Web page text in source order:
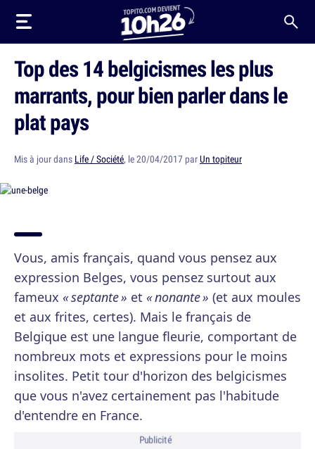
Top des 14 belgicismes les plus
marrants, pour bien parler dans le
plat pays
Mis à jour dans Life / Société, le 20/04/2017 parUn topiteur
Vous, amis français, quand vous pensez aux
expression Belges, vous pensez surtout aux
fameux « septante » et « nonante » (et aux moules
et aux frites, certes). Mais le français de
Belgique est une langue fleurie, comportant de
nombreux mots et expressions pour le moins
insolites. Petit tour d'horizon des belgicismes
que vous n'avez certainement pas l'habitude
d'entendre en France.
Publicité